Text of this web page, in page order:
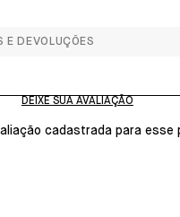
E DEVOLUÇÕES
cadastrada para esse